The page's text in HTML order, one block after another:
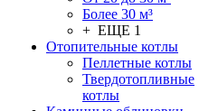
Более 30 м³
+ ЕЩЕ 1
Отопительные котлы
Пеллетные котлы
Твердотопливные
котлы